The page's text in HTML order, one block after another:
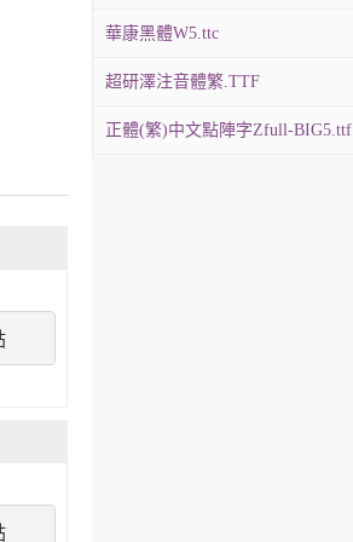
華康黑體W5.ttc
超研澤注音體繁.TTF
正體(繁)中文點陣字Zfull-BIG5.ttf